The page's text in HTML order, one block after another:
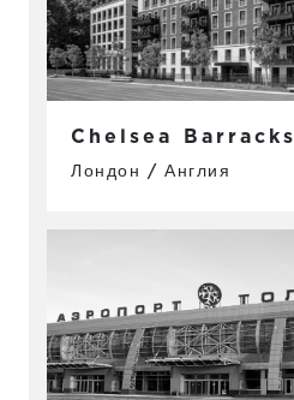
Chelsea Barracks
Лондон / Англия